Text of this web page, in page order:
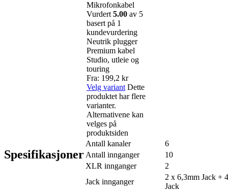
Mikrofonkabel
Vurdert 5.00av 5
basert på 1
kundevurdering
Neutrik plugger
Premium kabel
Studio, utleie og
touring
Fra: 199,2 kr
Velg variant Dette
produktet har flere
varianter.
Alternativene kan
velges på
produktsiden
Spesifikasjoner
Antall kanaler
6
Antall innganger
10
XLR innganger
2
Jack innganger
2 x 6,3mm Jack +
Jack